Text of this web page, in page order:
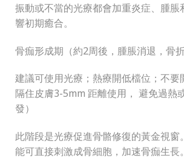
振動或不當的光療都會加重炎症、腫脹
響初期癒合。
骨痂形成期（約2周後，腫脹消退，骨
建議可使用光療；熱療開低檔位；不要
隔住皮膚3-5mm 距離使用， 避免過熱
發）
此階段是光療促進骨骼修復的黃金視窗
能可直接刺激成骨細胞，加速骨痂生長。